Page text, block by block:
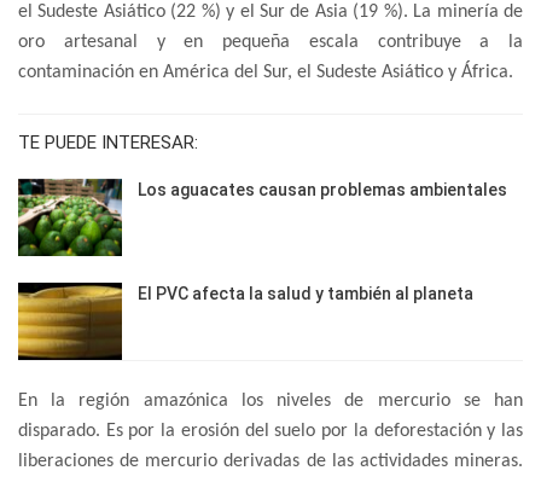
el Sudeste Asiático (22 %) y el Sur de Asia (19 %). La minería de
oro artesanal y en pequeña escala contribuye a la
contaminación en América del Sur, el Sudeste Asiático y África.
TE PUEDE INTERESAR:
Los aguacates causan problemas ambientales
El PVC afecta la salud y también al planeta
En la región amazónica los niveles de mercurio se han
disparado. Es por la erosión del suelo por la deforestación y las
liberaciones de mercurio derivadas de las actividades mineras.